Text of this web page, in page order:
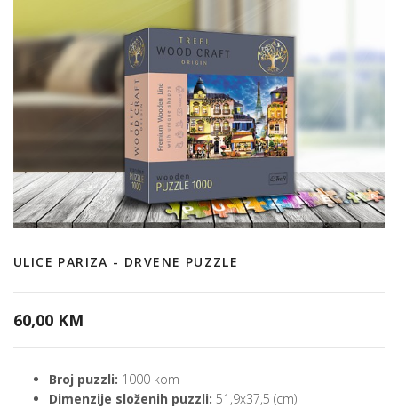
ULICE PARIZA - DRVENE PUZZLE
60,00 KM
Broj puzzli: 1000 kom
Dimenzije složenih puzzli: 51,9x37,5 (cm)